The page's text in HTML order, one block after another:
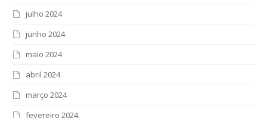
julho 2024
junho 2024
maio 2024
abril 2024
março 2024
fevereiro 2024